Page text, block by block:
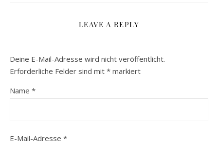
LEAVE A REPLY
Deine E-Mail-Adresse wird nicht veröffentlicht.
Erforderliche Felder sind mit * markiert
Name *
E-Mail-Adresse *